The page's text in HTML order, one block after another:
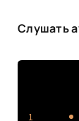
Слушать
1